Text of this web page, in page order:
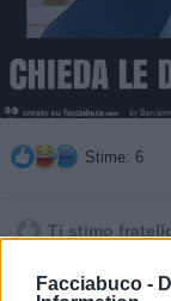
Facciabuco -
Stime: 6
Ti stimo
 Link